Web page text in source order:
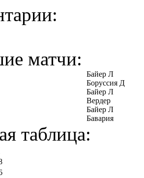
матчи:
Байер Л
Боруссия Д
Байер Л
Вердер
Байер Л
Бавария
таблица: